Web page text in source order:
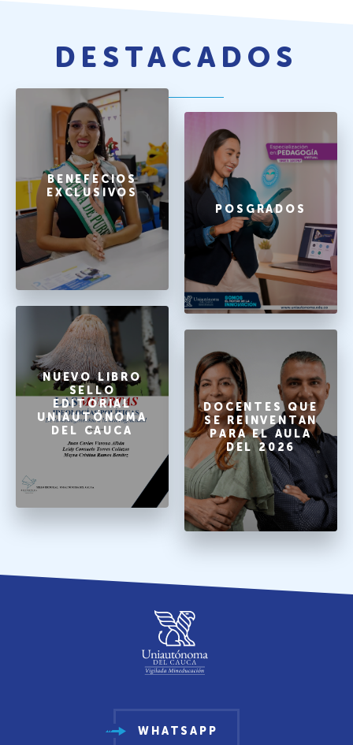
DESTACADOS
BENEFECIOS
EXCLUSIVOS
POSGRADOS
NUEVO LIBRO
SELLO
EDITORIAL
UNIAUTÓNOMA
DEL CAUCA
DOCENTES QUE
SE REINVENTAN
PARA EL AULA
DEL 2026
WHATSAPP